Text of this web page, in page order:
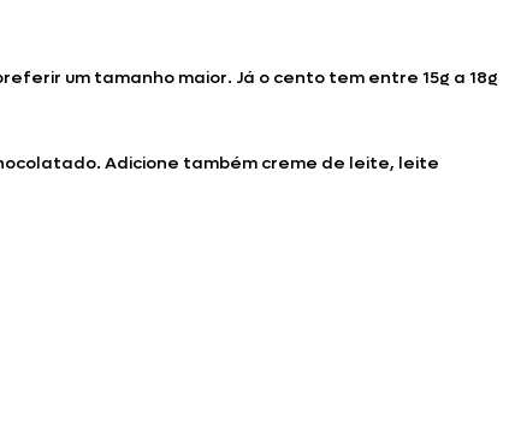
um tamanho maior. Já o cento tem entre 15g a 18g
Adicione também creme de leite, leite